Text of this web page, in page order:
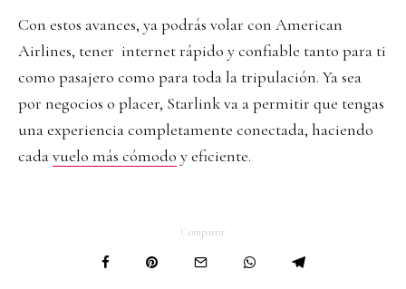
Con estos avances, ya podrás volar con American
Airlines, tener internet rápido y confiable tanto para ti
como pasajero como para toda la tripulación. Ya sea
por negocios o placer, Starlink va a permitir que tengas
una experiencia completamente conectada, haciendo
cadavuelo más cómodo y eficiente.
Compartir